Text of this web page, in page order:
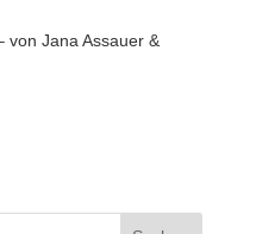
von Jana Assauer &